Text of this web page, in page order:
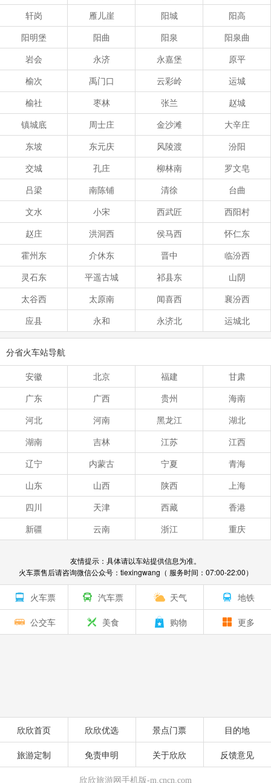
轩岗
雁儿崖 阳城
阳高
阳明堡
阳曲 阳泉
阳泉曲
岩会
永济 永嘉堡
原平
榆次
禹门口 云彩岭
运城
榆社
枣林 张兰
赵城
镇城底
周士庄 金沙滩
大辛庄
东坡
东元庆 风陵渡
汾阳
交城
孔庄 柳林南
罗文皂
吕梁
南陈铺 清徐
台曲
文水
小宋 西武匠
西阳村
赵庄
洪洞西 侯马西
怀仁东
霍州东
介休东 晋中
临汾西
灵石东
平遥古城 祁县东
山阴
太谷西
太原南 闻喜西
襄汾西
应县
永和 永济北 运城北
分省火车站导航
安徽
北京 福建
甘肃
广东
广西 贵州
海南
河北
河南 黑龙江
湖北
湖南
吉林 江苏
江西
辽宁
内蒙古 宁夏
青海
山东
山西 陕西
上海
四川
天津 西藏
香港
新疆
云南 浙江 重庆
友情提示：具体请以车站提供信息为准。
火车票售后请咨询微信公众号：tiexingwang（ 服务时间：07:00-22:00）
火车票 汽车票 天气 地铁
公交车 美食 购物 更多
欣欣首页 欣欣优选 景点门票 目的地
旅游定制 免责申明 关于欣欣 反馈意见
欣欣旅游网手机版-m.cncn.com